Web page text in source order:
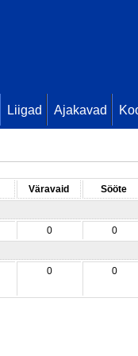
Liigad Ajakavad
Väravaid
Sööte
0
0
0 0